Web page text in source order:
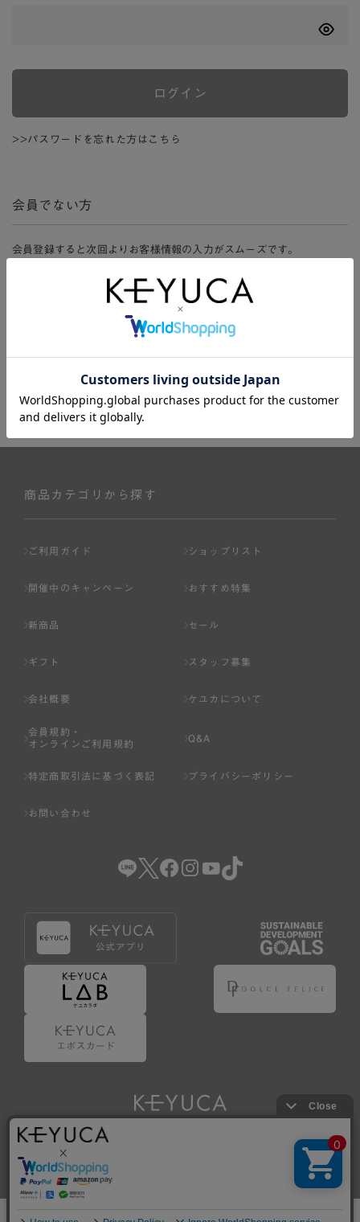
ログイン
>>パスワードを忘れた方はこちら
会員でない方
会員登録すると次回よりお客様情報の入力がスムーズです。
ージ、購入履歴をご利用いただけます。
商品カテゴリから探す
ご利用ガイド ショップリスト
開催中のキャンペーン おすすめ特集
新商品 セール
ギフト スタッフ募集
会社概要 ケユカについて
会員規約・
オンラインご利用規約
Q&A
特定商取引法に基づく表記 プライバシーポリシー
お問い合わせ
Copyright © KAWAJUN Co., Ltd. All Rights Reserved.